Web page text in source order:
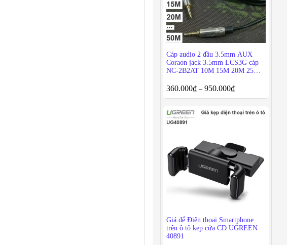
Cáp audio 2 đầu 3.5mm AUX
Coraon jack 3.5mm LCS3G cáp
NC-2B2AT 10M 15M 20M 25M
360.000₫ –950.000₫
Giá để Điện thoại Smartphone
trên ô tô kẹp cửa CD UGREEN
40891